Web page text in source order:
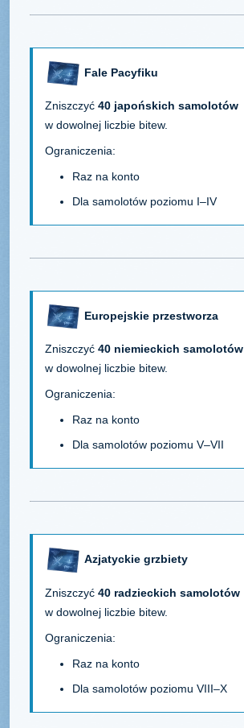
Fale Pacyfiku
Zniszczyć 40 japońskich samolotów
w dowolnej liczbie bitew.
Ograniczenia:
Raz na konto
Dla samolotów poziomu I–IV
Europejskie przestworza
Zniszczyć 40 niemieckich samolotów
w dowolnej liczbie bitew.
Ograniczenia:
Raz na konto
Dla samolotów poziomu V–VII
Azjatyckie grzbiety
Zniszczyć 40 radzieckich samolotów
w dowolnej liczbie bitew.
Ograniczenia:
Raz na konto
Dla samolotów poziomu VIII–X